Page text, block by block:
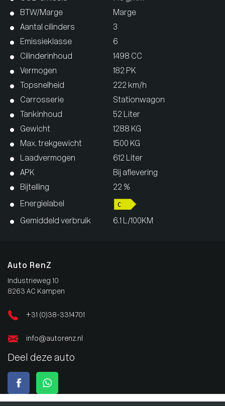
BTW/Marge
Marge
Aantal cilinders
3
Emissieklasse
6
Cilinderinhoud
1498 CC
Vermogen
182 PK
Topsnelheid
222 km/h
Carrosserie
Stationwagon
Tankinhoud
52 Liter
Gewicht
1288 KG
Max. trekgewicht
1500 KG
Laadvermogen
612 Liter
APK
Bij aflevering
Bijtelling
22 %
Energielabel
Gemiddeld verbruik 6.1 L/100KM
Auto RenZ
Industrieweg 10
8263 AC Kampen
+31 (0)38-3314701
info@autorenz.nl
Deel deze auto